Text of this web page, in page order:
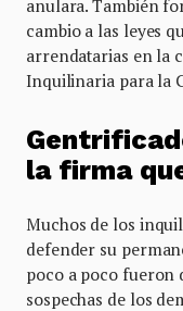
anulara. También
cambio a las leyes
arrendatarias en la
Inquilinaria para la
la firma
Muchos de los
defender su
poco a poco fueron
sospechas de los